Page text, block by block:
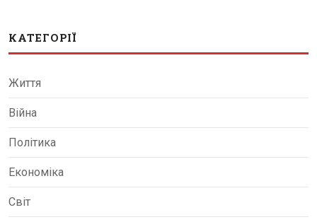
КАТЕГОРІЇ
Життя
Війна
Політика
Економіка
Світ